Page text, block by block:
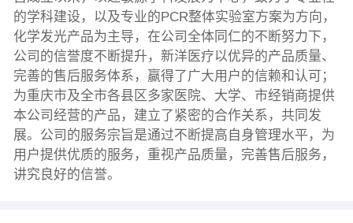
的学科建设，以及专业的PCR整体实验室方案为方向，
化学发光产品为主导，在公司全体同仁的不断努力下，
公司的信誉度不断提升，新洋医疗以优异的产品质量、
完善的售后服务体系，赢得了广大用户的信赖和认可；
为重庆市及全市各县区多家医院、大学、市经销商提供
本公司经营的产品，建立了紧密的合作关系，共同发
展。公司的服务宗旨是通过不断提高自身管理水平，为
用户提供优质的服务，重视产品质量，完善售后服务，
讲究良好的信誉。